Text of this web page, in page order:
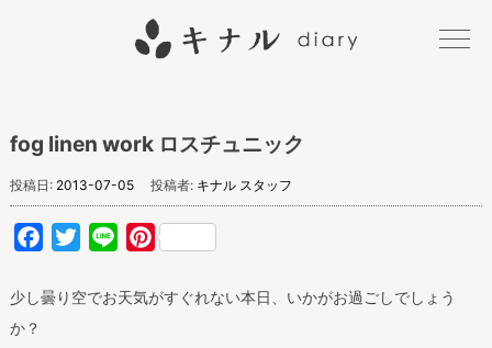
diary
fog linen work ロスチュニック
投稿日: 2013-07-05 投稿者: キナル スタッフ
FacebookTwitterLine Pinterest
少し曇り空でお天気がすぐれない本日、いかがお過ごしでしょう
か？